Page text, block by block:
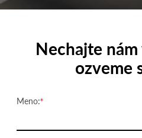
Nechajte
ozveme
Meno: